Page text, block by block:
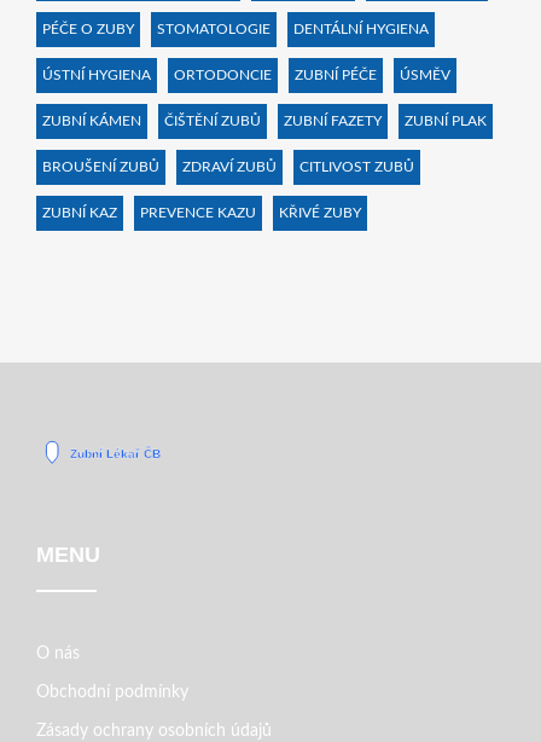
PÉČE O ZUBY STOMATOLOGIE DENTÁLNÍ HYGIENA
ÚSTNÍ HYGIENA ORTODONCIE ZUBNÍ PÉČE ÚSMĚV
ZUBNÍ KÁMEN ČIŠTĚNÍ ZUBŮ ZUBNÍ FAZETY ZUBNÍ PLAK
BROUŠENÍ ZUBŮ ZDRAVÍ ZUBŮ CITLIVOST ZUBŮ
ZUBNÍ KAZ PREVENCE KAZU KŘIVÉ ZUBY
MENU
O nás
Obchodní podmínky
Zásady ochrany osobních údajů